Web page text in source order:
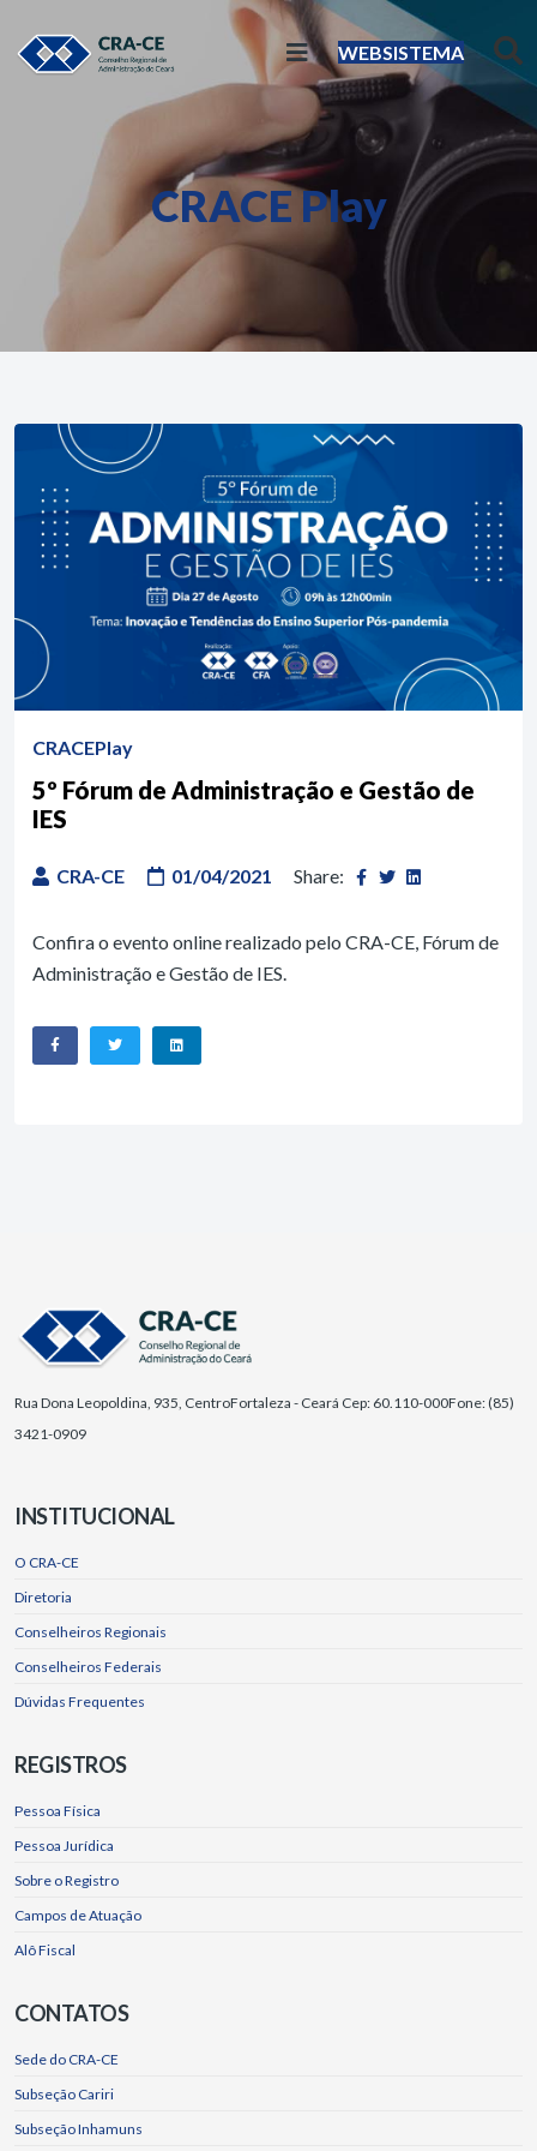
WEBSISTEMA
CRACE Play
CRACEPlay
5º Fórum de Administração e Gestão de
IES
CRA-CE 01/04/2021 Share:
Confira o evento online realizado pelo CRA-CE, Fórum de
Administração e Gestão de IES.
Rua Dona Leopoldina, 935, CentroFortaleza - Ceará Cep: 60.110-000Fone: (85)
3421-0909
INSTITUCIONAL
O CRA-CE
Diretoria
Conselheiros Regionais
Conselheiros Federais
Dúvidas Frequentes
REGISTROS
Pessoa Física
Pessoa Jurídica
Sobre o Registro
Campos de Atuação
Alô Fiscal
CONTATOS
Sede do CRA-CE
Subseção Cariri
Subseção Inhamuns